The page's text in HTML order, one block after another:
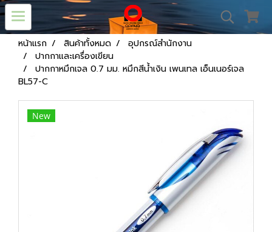
หน้าแรก สินค้าทั้งหมด
อุปกรณ์สำนักงาน
ปากกาและเครื่องเขียน
ปากกาหมึกเจล 0.7 มม. หมึกสีน้ำเงิน เพนเทล เอ็นเนอร์เจล
BL57-C
New